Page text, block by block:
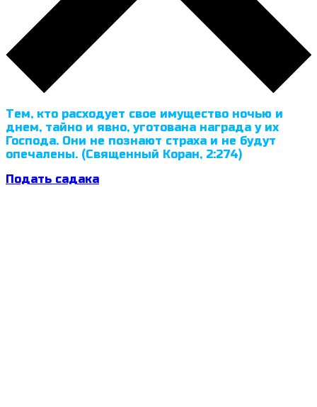
Тем, кто расходует свое имущество ночью и
днем, тайно и явно, уготована награда у их
Господа. Они не познают страха и не будут
опечалены. (Священный Коран, 2:274)
Подать садака